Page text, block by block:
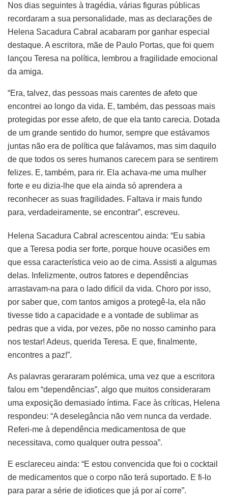
Nos dias seguintes à tragédia, várias figuras públicas
recordaram a sua personalidade, mas as declarações de
Helena Sacadura Cabral acabaram por ganhar especial
destaque. A escritora, mãe de Paulo Portas, que foi quem
lançou Teresa na política, lembrou a fragilidade emocional
da amiga.
“Era, talvez, das pessoas mais carentes de afeto que
encontrei ao longo da vida. E, também, das pessoas mais
protegidas por esse afeto, de que ela tanto carecia. Dotada
de um grande sentido do humor, sempre que estávamos
juntas não era de política que falávamos, mas sim daquilo
de que todos os seres humanos carecem para se sentirem
felizes. E, também, para rir. Ela achava-me uma mulher
forte e eu dizia-lhe que ela ainda só aprendera a
reconhecer as suas fragilidades. Faltava ir mais fundo
para, verdadeiramente, se encontrar”, escreveu.
Helena Sacadura Cabral acrescentou ainda: “Eu sabia
que a Teresa podia ser forte, porque houve ocasiões em
que essa característica veio ao de cima. Assisti a algumas
delas. Infelizmente, outros fatores e dependências
arrastavam-na para o lado difícil da vida. Choro por isso,
por saber que, com tantos amigos a protegê-la, ela não
tivesse tido a capacidade e a vontade de sublimar as
pedras que a vida, por vezes, põe no nosso caminho para
nos testar! Adeus, querida Teresa. E que, finalmente,
encontres a paz!”.
As palavras gerararam polémica, uma vez que a escritora
falou em “dependências”, algo que muitos consideraram
uma exposição demasiado íntima. Face às críticas, Helena
respondeu: “A deselegância não vem nunca da verdade.
Referi-me à dependência medicamentosa de que
necessitava, como qualquer outra pessoa”.
E esclareceu ainda: “E estou convencida que foi o cocktail
de medicamentos que o corpo não terá suportado. E fi-lo
para parar a série de idiotices que já por aí corre”.